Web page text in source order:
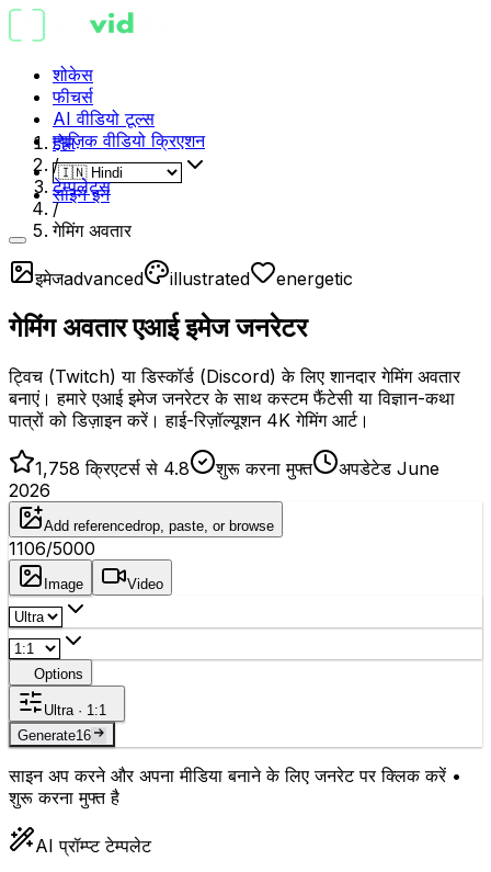
शोकेस
फीचर्स
AI वीडियो टूल्स
म्यूज़िक वीडियो क्रिएशन
साइन इन
होम
/
टेम्पलेट्स
/
गेमिंग अवतार
इमेजadvanced illustrated energetic
गेमिंग अवतार एआई इमेज जनरेटर
ट्विच (Twitch) या डिस्कॉर्ड (Discord) के लिए शानदार गेमिंग अवतार
बनाएं। हमारे एआई इमेज जनरेटर के साथ कस्टम फैंटेसी या विज्ञान-कथा
पात्रों को डिज़ाइन करें। हाई-रिज़ॉल्यूशन 4K गेमिंग आर्ट।
1,758 क्रिएटर्स से 4.8 शुरू करना मुफ्त
अपडेटेड June
2026
Add referencedrop, paste, or browse
1106/5000
Image Video
Options
Ultra · 1:1
Generate16
साइन अप करने और अपना मीडिया बनाने के लिए जनरेट पर क्लिक करें •
शुरू करना मुफ्त है
AI प्रॉम्प्ट टेम्पलेट